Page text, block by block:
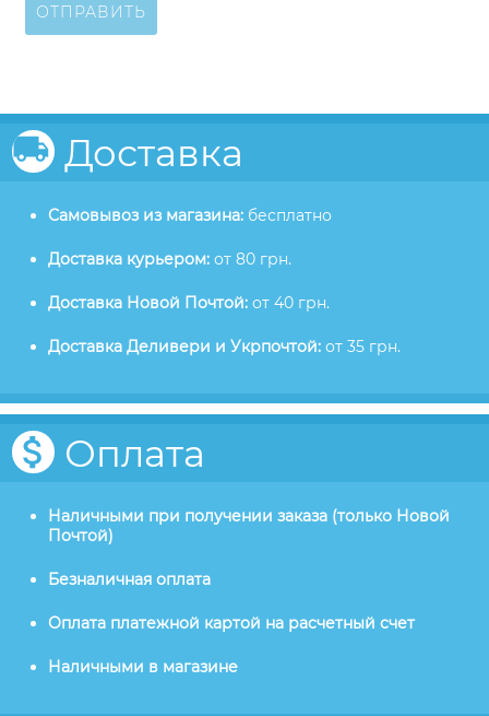
ОТПРАВИТЬ
Доставка
Самовывоз из магазина: бесплатно
Доставка курьером: от 80 грн.
Доставка Новой Почтой: от 40 грн.
Доставка Деливери и Укрпочтой: от 35 грн.
Оплата
Наличными при получении заказа (только Новой
Почтой)
Безналичная оплата
Оплата платежной картой на расчетный счет
Наличными в магазине